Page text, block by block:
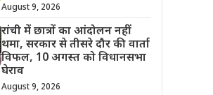
August 9, 2026
रांची में छात्रों का आंदोलन नहीं
थमा, सरकार से तीसरे दौर की वार्ता
विफल, 10 अगस्त को विधानसभा
घेराव
August 9, 2026